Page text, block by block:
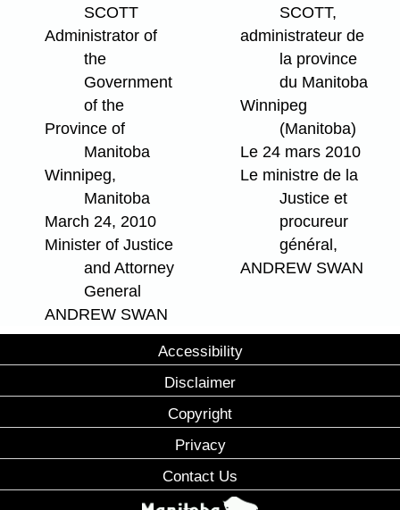
SCOTT
Administrator of
the
Government
of the
Province of
Manitoba
Winnipeg,
Manitoba
March 24, 2010
Minister of Justice
and Attorney
General
ANDREW SWAN
SCOTT,
administrateur de
la province
du Manitoba
Winnipeg
(Manitoba)
Le 24 mars 2010
Le ministre de la
Justice et
procureur
général,
ANDREW SWAN
Accessibility
Disclaimer
Copyright
Privacy
Contact Us